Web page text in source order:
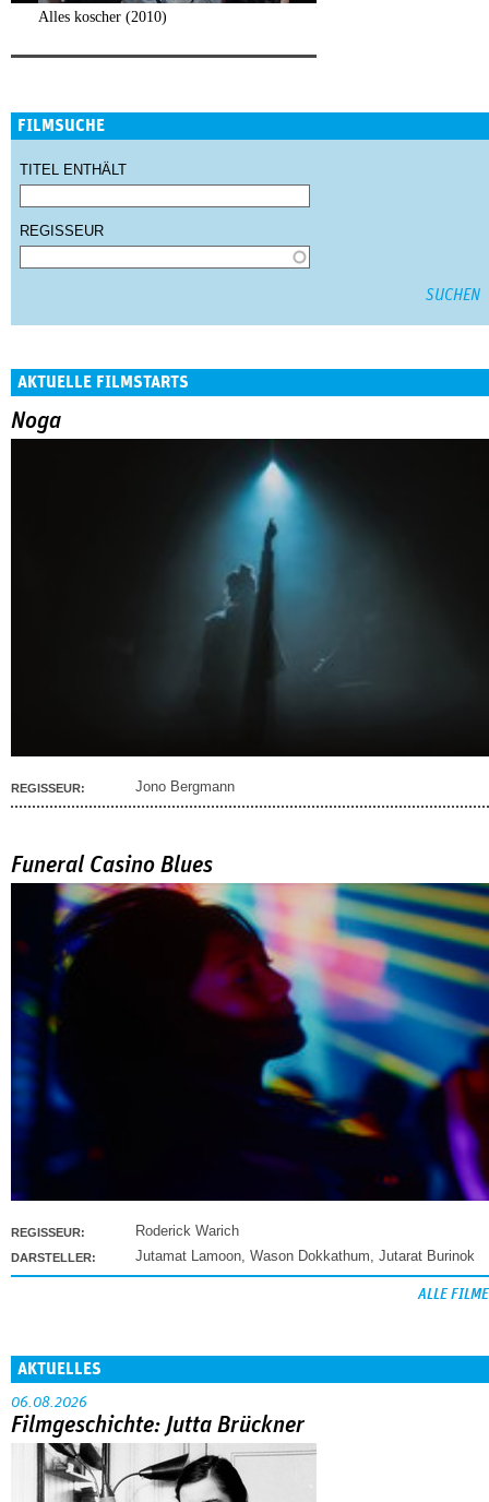
Alles koscher (2010)
FILMSUCHE
TITEL ENTHÄLT
REGISSEUR
AKTUELLE FILMSTARTS
Noga
REGISSEUR: Jono Bergmann
Funeral Casino Blues
REGISSEUR: Roderick Warich
DARSTELLER: Jutamat Lamoon, Wason Dokkathum, Jutarat Burinok
ALLE FILME
AKTUELLES
06.08.2026
Filmgeschichte: Jutta Brückner